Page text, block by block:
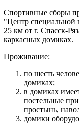
Спортивные сборы
"Центр специальной
25 км от г. Спасск-
каркасных домиках.
Проживание:
по шесть
домиках;
в домиках
постельные
простынь,
домики